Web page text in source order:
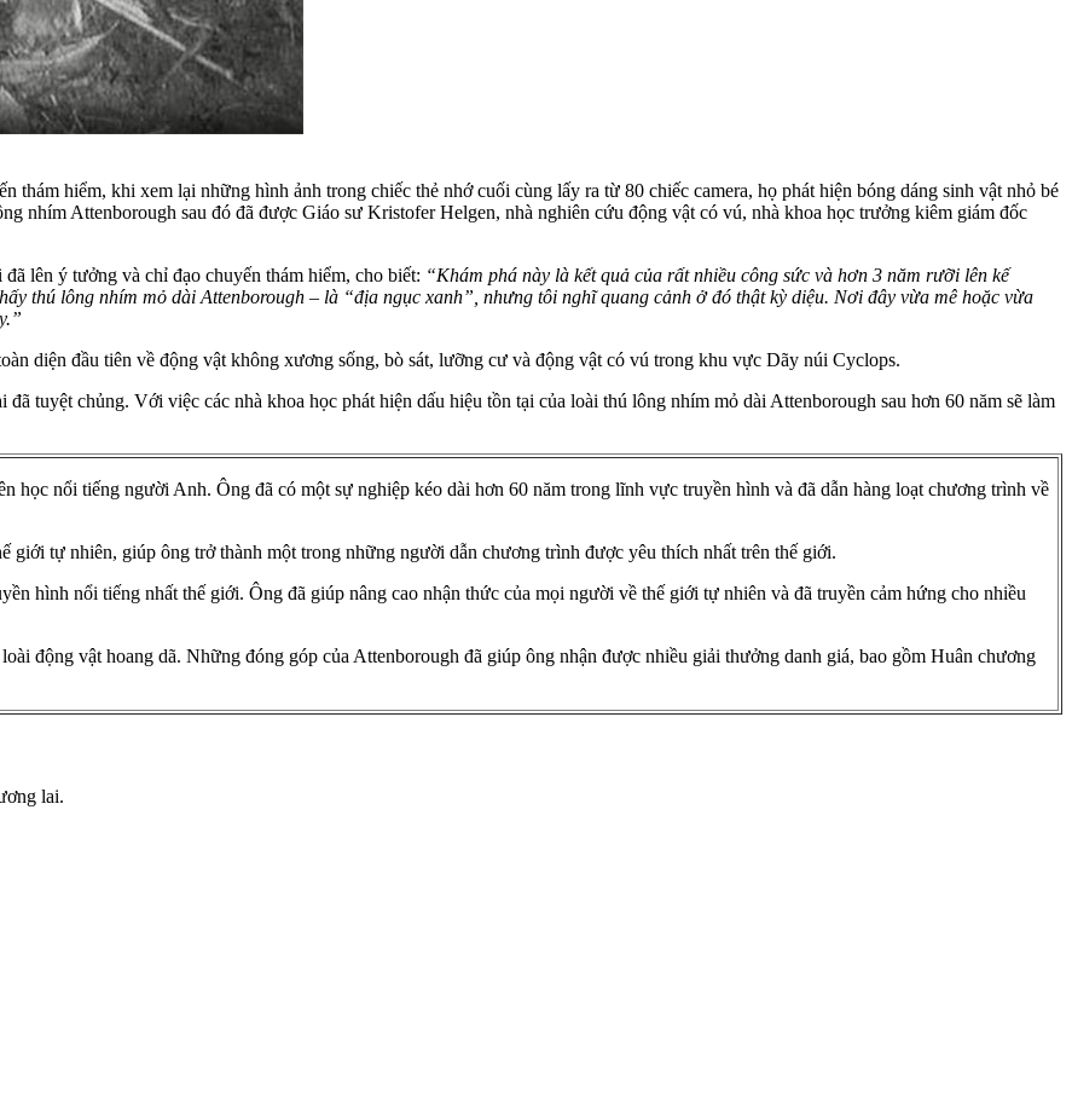
thám hiểm, khi xem lại những hình ảnh trong chiếc thẻ nhớ cuối cùng lấy ra từ 80 chiếc camera, họ phát hiện bóng dáng sinh vật nhỏ bé
nhím Attenborough sau đó đã được Giáo sư Kristofer Helgen, nhà nghiên cứu động vật có vú, nhà khoa học trưởng kiêm giám đốc
lên ý tưởng và chỉ đạo chuyến thám hiểm, cho biết: “Khám phá này là kết quả của rất nhiều công sức và hơn 3 năm rưỡi lên kế
thú lông nhím mỏ dài Attenborough – là “địa ngục xanh”, nhưng tôi nghĩ quang cảnh ở đó thật kỳ diệu. Nơi đây vừa mê hoặc vừa
diện đầu tiên về động vật không xương sống, bò sát, lưỡng cư và động vật có vú trong khu vực Dãy núi Cyclops.
tuyệt chủng. Với việc các nhà khoa học phát hiện dấu hiệu tồn tại của loài thú lông nhím mỏ dài Attenborough sau hơn 60 năm sẽ làm
học nổi tiếng người Anh. Ông đã có một sự nghiệp kéo dài hơn 60 năm trong lĩnh vực truyền hình và đã dẫn hàng loạt chương trình về
giới tự nhiên, giúp ông trở thành một trong những người dẫn chương trình được yêu thích nhất trên thế giới.
hình nổi tiếng nhất thế giới. Ông đã giúp nâng cao nhận thức của mọi người về thế giới tự nhiên và đã truyền cảm hứng cho nhiều
động vật hoang dã. Những đóng góp của Attenborough đã giúp ông nhận được nhiều giải thưởng danh giá, bao gồm Huân chương
lai.